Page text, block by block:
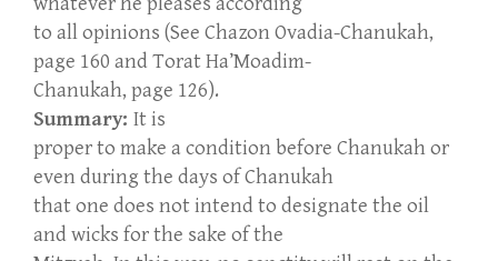
to all opinions (See Chazon Ovadia-Chanukah,
page 160 and Torat Ha’Moadim-
Chanukah, page 126).
Summary: It is
proper to make a condition before Chanukah or
even during the days of Chanukah
that one does not intend to designate the oil
and wicks for the sake of the